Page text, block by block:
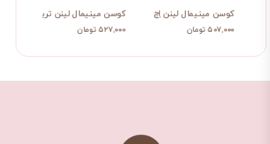
کوسن مینیمال لینن تریم
۵۲۷,۰۰۰ تومان
کوسن مینیمال لینن اِج
۵۰۷,۰۰۰ تومان